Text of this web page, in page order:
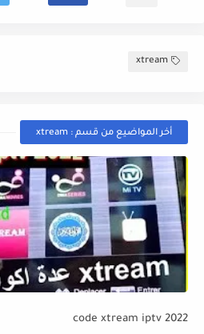
xtream
أخر المواضيع من قسم : xtream
code xtream iptv 2022